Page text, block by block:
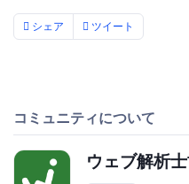
シェア ツイート
コミュニティについて
ウェブ解析